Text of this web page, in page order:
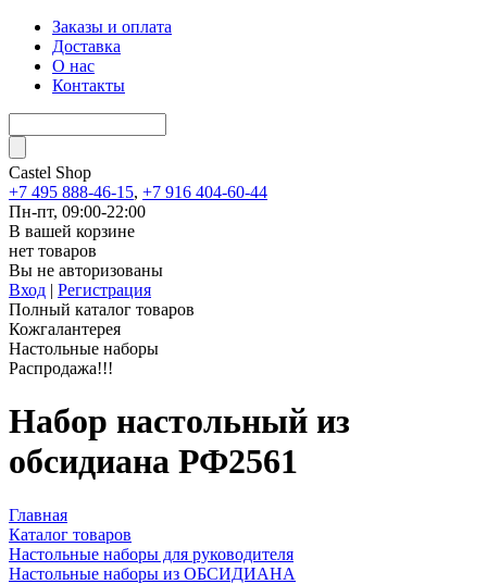
Заказы и оплата
Доставка
О нас
Контакты
Castel Shop
+7 495 888-46-15, +7 916 404-60-44
Пн-пт, 09:00-22:00
В вашей корзине
нет товаров
Вы не авторизованы
Вход | Регистрация
Полный каталог товаров
Кожгалантерея
Настольные наборы
Распродажа!!!
Набор настольный из
обсидиана РФ2561
Главная
Каталог товаров
Настольные наборы для руководителя
Настольные наборы из ОБСИДИАНА